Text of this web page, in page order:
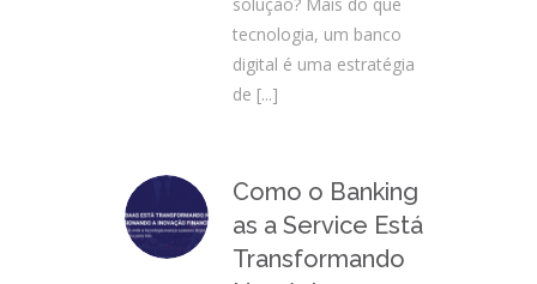
tecnologia, um banco
digital é uma estratégia
de [...]
Como o Banking
as a Service Está
Transformando